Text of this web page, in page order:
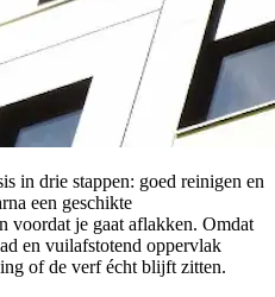
in drie stappen: goed reinigen en
een geschikte
voordat je gaat aflakken. Omdat
en vuilafstotend oppervlak
of de verf écht blijft zitten.